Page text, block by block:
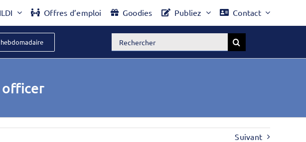
Offres d’emploi Goodies Publiez Contact
Rechercher:
officer
Suivant